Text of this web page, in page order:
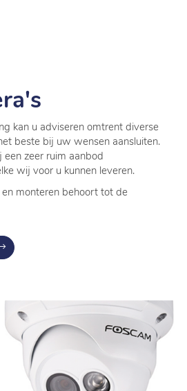
kan u adviseren omtrent diverse
beste bij uw wensen aansluiten.
zeer ruim aanbod
wij voor u kunnen leveren.
monteren behoort tot de